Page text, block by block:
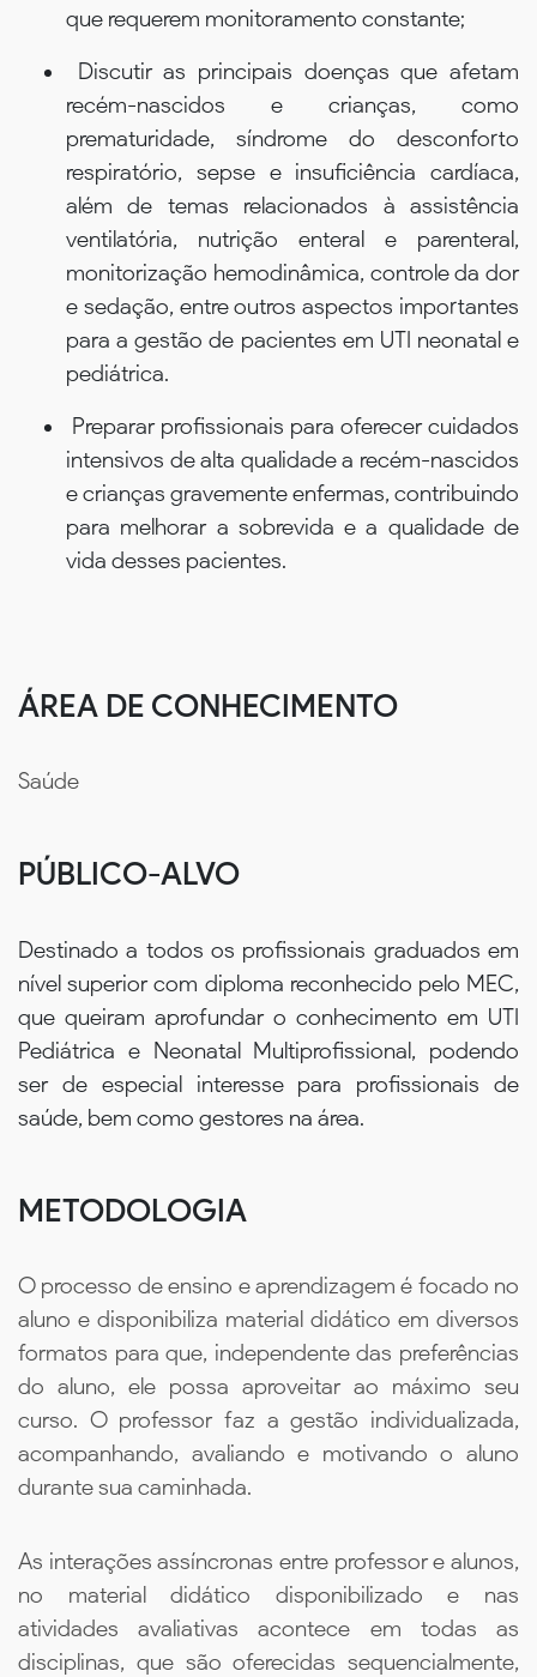
que requerem monitoramento constante;
Discutir as principais doenças que afetam
recém-nascidos e crianças, como
prematuridade, síndrome do desconforto
respiratório, sepse e insuficiência cardíaca,
além de temas relacionados à assistência
ventilatória, nutrição enteral e parenteral,
monitorização hemodinâmica, controle da dor
e sedação, entre outros aspectos importantes
para a gestão de pacientes em UTI neonatal e
pediátrica.
Preparar profissionais para oferecer cuidados
intensivos de alta qualidade a recém-nascidos
e crianças gravemente enfermas, contribuindo
para melhorar a sobrevida e a qualidade de
vida desses pacientes.
ÁREA DE CONHECIMENTO
Saúde
PÚBLICO-ALVO
Destinado a todos os profissionais graduados em
nível superior com diploma reconhecido pelo MEC,
que queiram aprofundar o conhecimento em UTI
Pediátrica e Neonatal Multiprofissional, podendo
ser de especial interesse para profissionais de
saúde, bem como gestores na área.
METODOLOGIA
O processo de ensino e aprendizagem é focado no
aluno e disponibiliza material didático em diversos
formatos para que, independente das preferências
do aluno, ele possa aproveitar ao máximo seu
curso. O professor faz a gestão individualizada,
acompanhando, avaliando e motivando o aluno
durante sua caminhada.
As interações assíncronas entre professor e alunos,
no material didático disponibilizado e nas
atividades avaliativas acontece em todas as
disciplinas, que são oferecidas sequencialmente,